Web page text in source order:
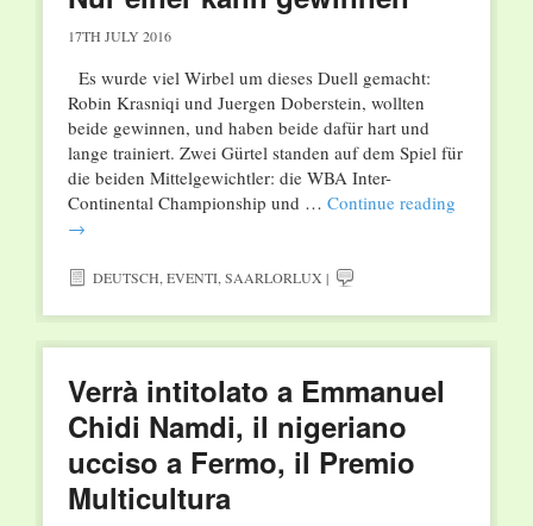
17TH JULY 2016
Es wurde viel Wirbel um dieses Duell gemacht:
Robin Krasniqi und Juergen Doberstein, wollten
beide gewinnen, und haben beide dafür hart und
lange trainiert. Zwei Gürtel standen auf dem Spiel für
die beiden Mittelgewichtler: die WBA Inter-
Continental Championship und … Continue reading
→
DEUTSCH EVENTI, SAARLORLUX |
Verrà intitolato a Emmanuel
Chidi Namdi, il nigeriano
ucciso a Fermo, il Premio
Multicultura